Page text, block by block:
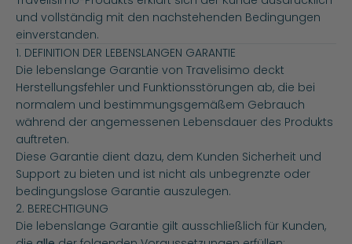
und vollständig mit den nachstehenden Bedingungen
einverstanden.
1. DEFINITION DER LEBENSLANGEN GARANTIE
Die lebenslange Garantie von Travelisimo deckt
Herstellungsfehler und Funktionsstörungen ab, die bei
normalem und bestimmungsgemäßem Gebrauch
während der angemessenen Lebensdauer des Produkts
auftreten.
Diese Garantie dient dazu, dem Kunden Sicherheit und
Support zu bieten und ist nicht als unbegrenzte oder
bedingungslose Garantie auszulegen.
2. BERECHTIGUNG
Die lebenslange Garantie gilt ausschließlich für Kunden,